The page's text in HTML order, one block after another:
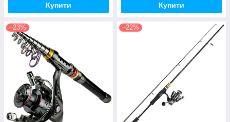
Купити Купити
–23% –22%